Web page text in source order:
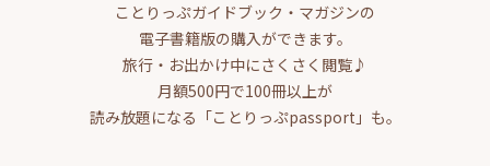
ことりっぷガイドブック・マガジンの
電子書籍版の購入ができます。
旅行・お出かけ中にさくさく閲覧♪
月額500円で100冊以上が
読み放題になる「ことりっぷpassport」も。